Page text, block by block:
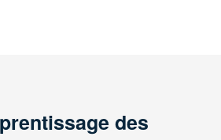
des